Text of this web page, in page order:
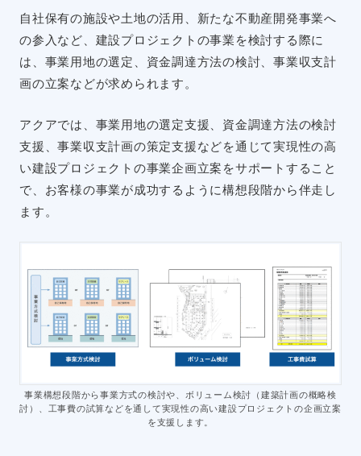
自社保有の施設や土地の活用、新たな不動産開発事業へ
の参入など、建設プロジェクトの事業を検討する際に
は、事業用地の選定、資金調達方法の検討、事業収支計
画の立案などが求められます。
アクアでは、事業用地の選定支援、資金調達方法の検討
支援、事業収支計画の策定支援などを通じて実現性の高
い建設プロジェクトの事業企画立案をサポートすること
で、お客様の事業が成功するように構想段階から伴走し
ます。
事業構想段階から事業方式の検討や、ボリューム検討（建築計画の概略検
討）、工事費の試算などを通して実現性の高い建設プロジェクトの企画立案
を支援します。